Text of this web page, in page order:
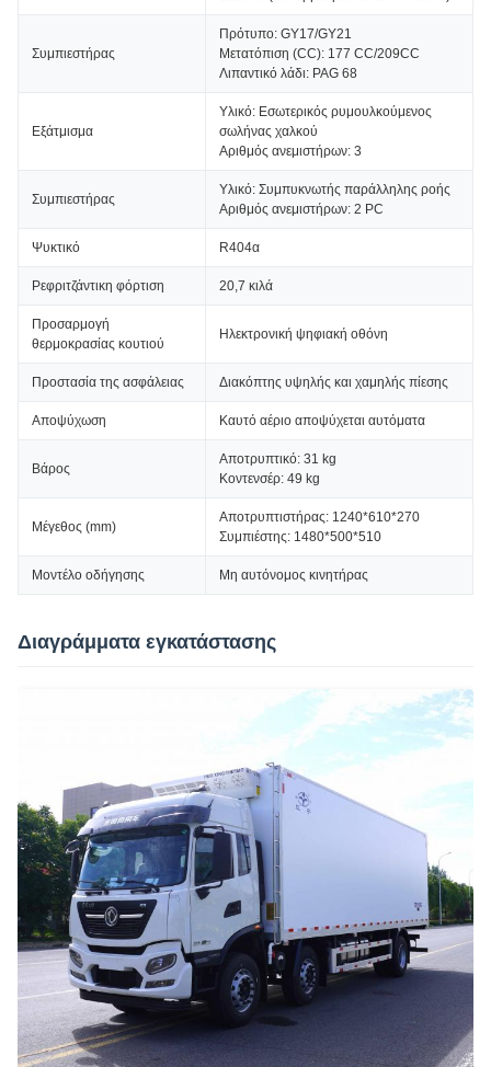
Συμπιεστήρας
Πρότυπο: GY17/GY21
Μετατόπιση (CC): 177 CC/209CC
Λιπαντικό λάδι: PAG 68
Εξάτμισμα
Υλικό: Εσωτερικός ρυμουλκούμενος
σωλήνας χαλκού
Αριθμός ανεμιστήρων: 3
Συμπιεστήρας
Υλικό: Συμπυκνωτής παράλληλης ροής
Αριθμός ανεμιστήρων: 2 PC
Ψυκτικό R404α
Ρεφριτζάντικη φόρτιση 20,7 κιλά
Προσαρμογή
θερμοκρασίας κουτιού
Ηλεκτρονική ψηφιακή οθόνη
Προστασία της ασφάλειας Διακόπτης υψηλής και χαμηλής πίεσης
Αποψύχωση Καυτό αέριο αποψύχεται αυτόματα
Βάρος
Αποτρυπτικό: 31 kg
Κοντενσέρ: 49 kg
Μέγεθος (mm)
Αποτρυπτιστήρας: 1240*610*270
Συμπιέστης: 1480*500*510
Μοντέλο οδήγησης Μη αυτόνομος κινητήρας
Διαγράμματα εγκατάστασης